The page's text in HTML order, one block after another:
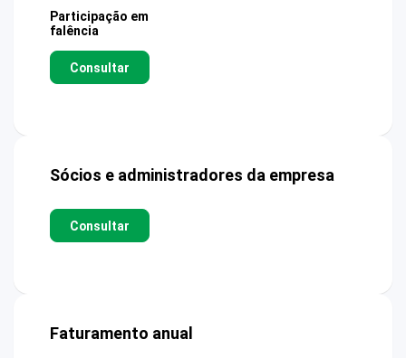
Participação em
falência
Consultar
Sócios e administradores da empresa
Consultar
Faturamento anual